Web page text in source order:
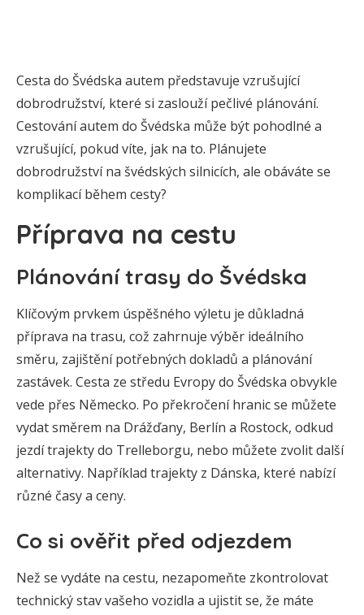
Cesta do Švédska autem představuje vzrušující
dobrodružství, které si zaslouží pečlivé plánování.
Cestování autem do Švédska může být pohodlné a
vzrušující, pokud víte, jak na to. Plánujete
dobrodružství na švédských silnicích, ale obáváte se
komplikací během cesty?
Příprava na cestu
Plánování trasy do Švédska
Klíčovým prvkem úspěšného výletu je důkladná
příprava na trasu, což zahrnuje výběr ideálního
směru, zajištění potřebných dokladů a plánování
zastávek. Cesta ze středu Evropy do Švédska obvykle
vede přes Německo. Po překročení hranic se můžete
vydat směrem na Drážďany, Berlín a Rostock, odkud
jezdí trajekty do Trelleborgu, nebo můžete zvolit další
alternativy. Například trajekty z Dánska, které nabízí
různé časy a ceny.
Co si ověřit před odjezdem
Než se vydáte na cestu, nezapomeňte zkontrolovat
technický stav vašeho vozidla a ujistit se, že máte